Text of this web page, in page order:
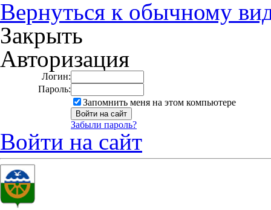
Вернуться к обычному
Закрыть
Авторизация
Логин:
Пароль:
Запомнить меня на этом компьютере
Забыли пароль?
Войти на сайт